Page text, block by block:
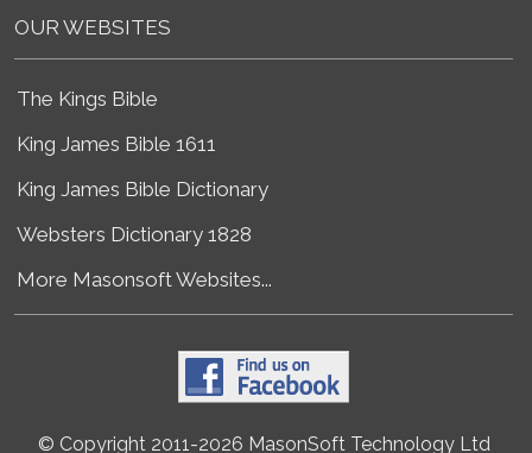
OUR WEBSITES
The Kings Bible
King James Bible 1611
King James Bible Dictionary
Websters Dictionary 1828
More Masonsoft Websites...
© Copyright 2011-2026 MasonSoft Technology Ltd